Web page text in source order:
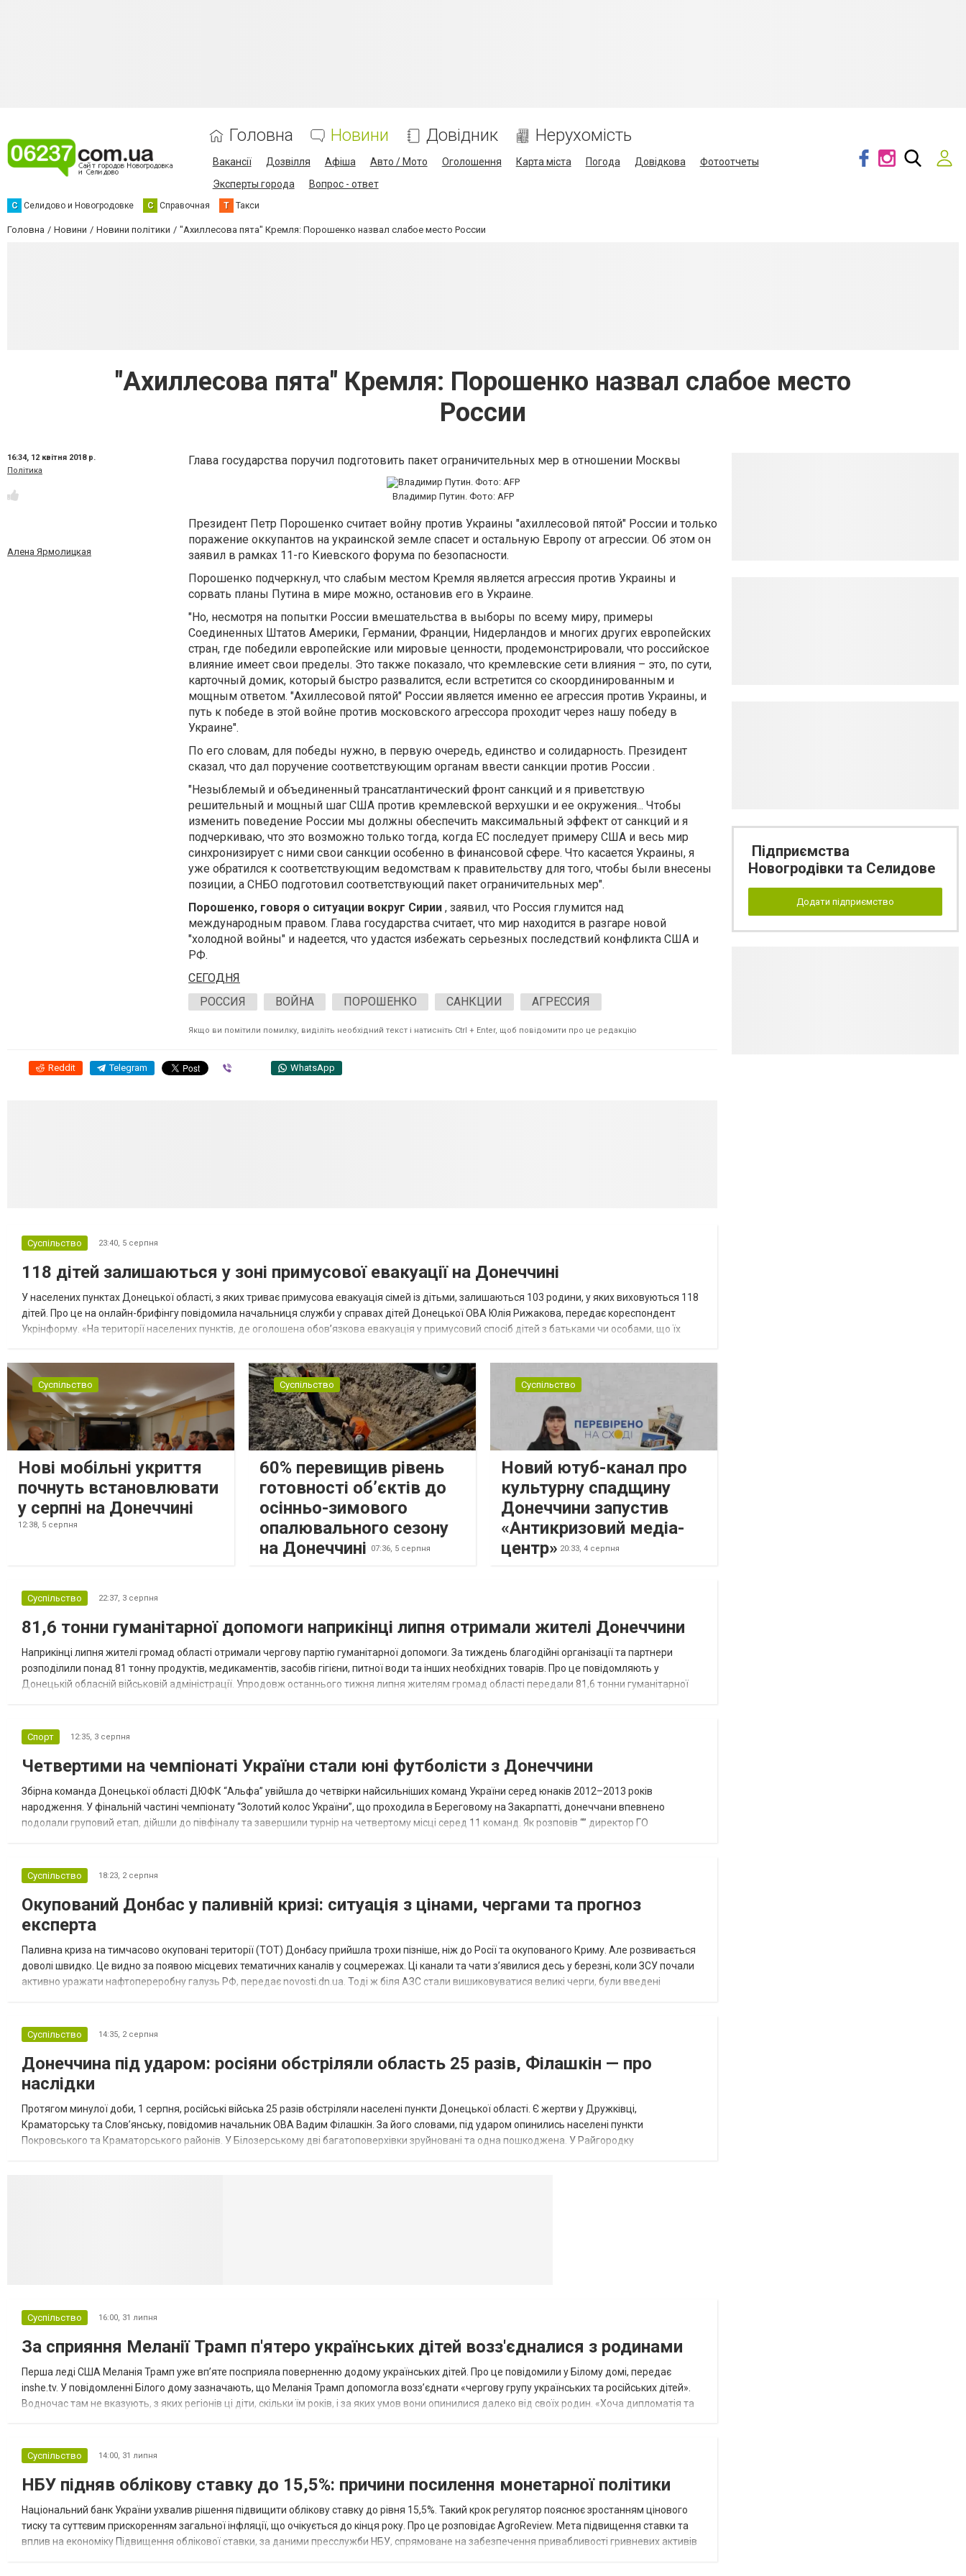
Головна Новини Довідник Нерухомість
Вакансії Дозвілля Афіша Авто / Мото Оголошення Карта міста Погода Довідкова
Фотоотчеты
Эксперты города
Вопрос - ответ
С Селидово и Новогродовке С Справочная Т Такси
Головна Новини Новини політики "Ахиллесова пята" Кремля: Порошенко назвал слабое место России
"Ахиллесова пята" Кремля: Порошенко назвал слабое место
России
16:34, 12 квітня 2018 р.
Політика
Алена Ярмолицкая
Глава государства поручил подготовить пакет ограничительных мер в отношении Москвы
Владимир Путин. Фото: AFP
Президент Петр Порошенко считает войну против Украины "ахиллесовой пятой" России и только
поражение оккупантов на украинской земле спасет и остальную Европу от агрессии. Об этом он
заявил в рамках 11-го Киевского форума по безопасности.
Порошенко подчеркнул, что слабым местом Кремля является агрессия против Украины и
сорвать планы Путина в мире можно, остановив его в Украине.
"Но, несмотря на попытки России вмешательства в выборы по всему миру, примеры
Соединенных Штатов Америки, Германии, Франции, Нидерландов и многих других европейских
стран, где победили европейские или мировые ценности, продемонстрировали, что российское
влияние имеет свои пределы. Это также показало, что кремлевские сети влияния – это, по сути,
карточный домик, который быстро развалится, если встретится со скоординированным и
мощным ответом. "Ахиллесовой пятой" России является именно ее агрессия против Украины, и
путь к победе в этой войне против московского агрессора проходит через нашу победу в
Украине".
По его словам, для победы нужно, в первую очередь, единство и солидарность. Президент
сказал, что дал поручение соответствующим органам ввести санкции против России .
"Незыблемый и объединенный трансатлантический фронт санкций и я приветствую
решительный и мощный шаг США против кремлевской верхушки и ее окружения... Чтобы
изменить поведение России мы должны обеспечить максимальный эффект от санкций и я
подчеркиваю, что это возможно только тогда, когда ЕС последует примеру США и весь мир
синхронизирует с ними свои санкции особенно в финансовой сфере. Что касается Украины, я
уже обратился к соответствующим ведомствам к правительству для того, чтобы были внесены
позиции, а СНБО подготовил соответствующий пакет ограничительных мер".
Порошенко, говоря о ситуации вокруг Сирии , заявил, что Россия глумится над
международным правом. Глава государства считает, что мир находится в разгаре новой
"холодной войны" и надеется, что удастся избежать серьезных последствий конфликта США и
РФ.
СЕГОДНЯ
РОССИЯ
ВОЙНА ПОРОШЕНКО САНКЦИИ АГРЕССИЯ
Якщо ви помітили помилку, виділіть необхідний текст і натисніть Ctrl + Enter, щоб повідомити про це редакцію
Reddit Telegram WhatsApp
Суспільство 23:40, 5 серпня
118 дітей залишаються у зоні примусової евакуації на Донеччині
У населених пунктах Донецької області, з яких триває примусова евакуація сімей із дітьми, залишаються 103 родини, у яких виховуються 118
дітей. Про це на онлайн-брифінгу повідомила начальниця служби у справах дітей Донецької ОВА Юлія Рижакова, передає кореспондент
Укрінформу. «На території населених пунктів, де оголошена обов’язкова евакуація у примусовий спосіб дітей з батьками чи особами, що їх
Суспільство
Нові мобільні укриття
почнуть встановлювати
у серпні на Донеччині
12:38, 5 серпня
Суспільство
60% перевищив рівень
готовності об’єктів до
осінньо-зимового
опалювального сезону
на Донеччині
07:36, 5 серпня
Суспільство
Новий ютуб-канал про
культурну спадщину
Донеччини запустив
«Антикризовий медіа-
центр» 20:33, 4 серпня
Суспільство 22:37, 3 серпня
81,6 тонни гуманітарної допомоги наприкінці липня отримали жителі Донеччини
Наприкінці липня жителі громад області отримали чергову партію гуманітарної допомоги. За тиждень благодійні організації та партнери
розподілили понад 81 тонну продуктів, медикаментів, засобів гігієни, питної води та інших необхідних товарів. Про це повідомляють у
Донецькій обласній військовій адміністрації. Упродовж останнього тижня липня жителям громад області передали 81,6 тонни гуманітарної
Спорт 12:35, 3 серпня
Четвертими на чемпіонаті України стали юні футболісти з Донеччини
Збірна команда Донецької області ДЮФК “Альфа” увійшла до четвірки найсильніших команд України серед юнаків 2012–2013 років
народження. У фінальній частині чемпіонату “Золотий колос України”, що проходила в Береговому на Закарпатті, донеччани впевнено
подолали груповий етап, дійшли до півфіналу та завершили турнір на четвертому місці серед 11 команд. Як розповів “” директор ГО
Суспільство 18:23, 2 серпня
Окупований Донбас у паливній кризі: ситуація з цінами, чергами та прогноз
експерта
Паливна криза на тимчасово окуповані території (ТОТ) Донбасу прийшла трохи пізніше, ніж до Росії та окупованого Криму. Але розвивається
доволі швидко. Це видно за появою місцевих тематичних каналів у соцмережах. Ці канали та чати з’явилися десь у березні, коли ЗСУ почали
активно уражати нафтопереробну галузь РФ, передає novosti.dn.ua. Тоді ж біля АЗС стали вишиковуватися великі черги, були введені
Суспільство 14:35, 2 серпня
Донеччина під ударом: росіяни обстріляли область 25 разів, Філашкін — про
наслідки
Протягом минулої доби, 1 серпня, російські війська 25 разів обстріляли населені пункти Донецької області. Є жертви у Дружківці,
Краматорську та Слов’янську, повідомив начальник ОВА Вадим Філашкін. За його словами, під ударом опинились населені пункти
Покровського та Краматорського районів. У Білозерському дві багатоповерхівки зруйновані та одна пошкоджена. У Райгородку
Суспільство 16:00, 31 липня
За сприяння Меланії Трамп п'ятеро українських дітей возз'єдналися з родинами
Перша леді США Меланія Трамп уже впʼяте посприяла поверненню додому українських дітей. Про це повідомили у Білому домі, передає
inshe.tv. У повідомленні Білого дому зазначають, що Меланія Трамп допомогла возз’єднати «чергову групу українських та російських дітей».
Водночас там не вказують, з яких регіонів ці діти, скільки їм років, і за яких умов вони опинилися далеко від своїх родин. «Хоча дипломатія та
Суспільство 14:00, 31 липня
НБУ підняв облікову ставку до 15,5%: причини посилення монетарної політики
Національний банк України ухвалив рішення підвищити облікову ставку до рівня 15,5%. Такий крок регулятор пояснює зростанням цінового
тиску та суттєвим прискоренням загальної інфляції, що очікується до кінця року. Про це розповідає AgroReview. Мета підвищення ставки та
вплив на економіку Підвищення облікової ставки, за даними пресслужби НБУ, спрямоване на забезпечення привабливості гривневих активів
Підприємства
Новогродівки та Селидове
Додати підприємство